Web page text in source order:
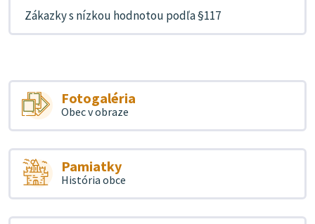
Zákazky s nízkou hodnotou podľa §117
Fotogaléria
Obec v obraze
Pamiatky
História obce